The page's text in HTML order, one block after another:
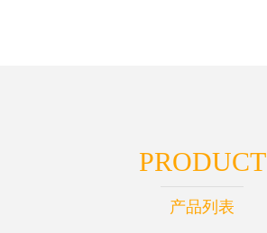
PRODUCT
产品列表